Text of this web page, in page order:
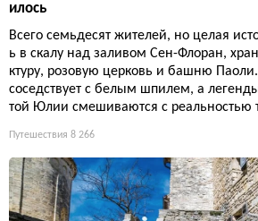
илось
Всего семьдесят жителей, но целая
ь в скалу над заливом Сен-Флоран,
ктуру, розовую церковь и башню
соседствует с белым шпилем, а
той Юлии смешиваются с реальностью
Путешествия 8 266